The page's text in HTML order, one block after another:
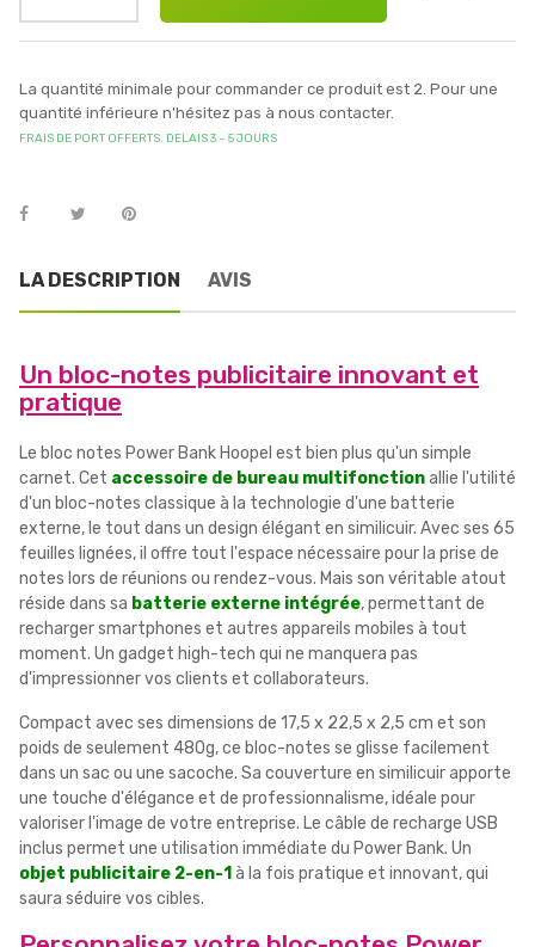
La quantité minimale pour commander ce produit est 2. Pour une
quantité inférieure n'hésitez pas à nous contacter.
FRAIS DE PORT OFFERTS. DELAIS 3 – 5 JOURS
LA DESCRIPTION AVIS
Un bloc-notes publicitaire innovant et
pratique
Le bloc notes Power Bank Hoopel est bien plus qu'un simple
carnet. Cet accessoire de bureau multifonctionallie l'utilité
d'un bloc-notes classique à la technologie d'une batterie
externe, le tout dans un design élégant en similicuir. Avec ses 65
feuilles lignées, il offre tout l'espace nécessaire pour la prise de
notes lors de réunions ou rendez-vous. Mais son véritable atout
réside dans sa batterie externe intégrée, permettant de
recharger smartphones et autres appareils mobiles à tout
moment. Un gadget high-tech qui ne manquera pas
d'impressionner vos clients et collaborateurs.
Compact avec ses dimensions de 17,5 x 22,5 x 2,5 cm et son
poids de seulement 480g, ce bloc-notes se glisse facilement
dans un sac ou une sacoche. Sa couverture en similicuir apporte
une touche d'élégance et de professionnalisme, idéale pour
valoriser l'image de votre entreprise. Le câble de recharge USB
inclus permet une utilisation immédiate du Power Bank. Un
objet publicitaire 2-en-1 à la fois pratique et innovant, qui
saura séduire vos cibles.